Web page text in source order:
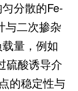
分散的Fe-
与二次掺杂
量，例如
硫酸诱导介
的稳定性与